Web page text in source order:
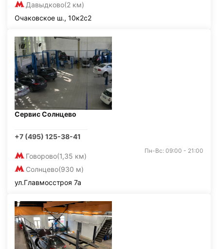
Давыдково(2 км)
Очаковское ш., 10к2с2
Сервис Солнцево
+7 (495) 125-38-41
Говорово(1,35 км)
Солнцево(930 м)
Пн-Вс: 09:00 - 21:00
ул.Главмосстроя 7а